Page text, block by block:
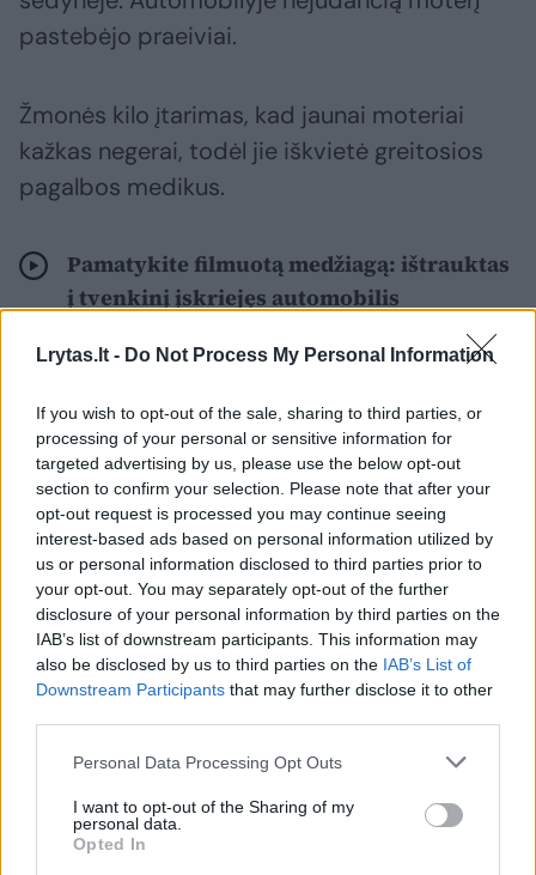
Lrytas.lt - Do Not Process My Personal Information
If you wish to opt-out of the sale, sharing to third parties, or
processing of your personal or sensitive information for
targeted advertising by us, please use the below opt-out
section to confirm your selection. Please note that after your
opt-out request is processed you may continue seeing
interest-based ads based on personal information utilized by
us or personal information disclosed to third parties prior to
your opt-out. You may separately opt-out of the further
disclosure of your personal information by third parties on the
IAB’s list of downstream participants. This information may
also be disclosed by us to third parties on the IAB’s List of
Downstream Participants that may further disclose it to other
Personal Data Processing Opt Outs
I want to opt-out of the Sharing of my
personal data.
Opted In
pastebėjo praeiviai.
Žmonės kilo įtarimas, kad jaunai moteriai
kažkas negerai, todėl jie iškvietė greitosios
pagalbos medikus.
Pamatykite filmuotą medžiagą: ištrauktas
į tvenkinį įskriejęs automobilis
Atvažiavę medikai moteriai padėti jau
nebegalėjo, buvo konstatuota jos mirtis.
Medikai apie rastą jauno moters kūną
pranešė policijai.